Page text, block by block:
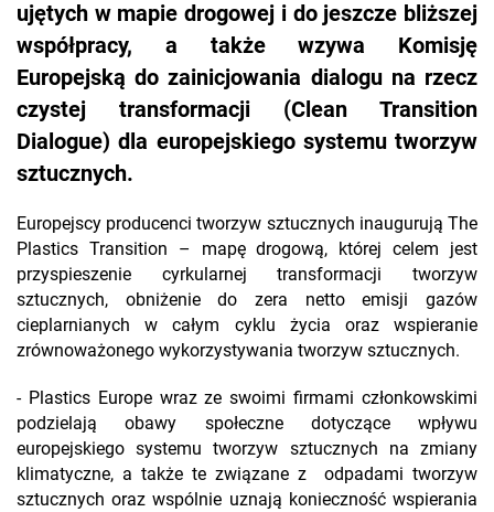
ujętych w mapie drogowej i do jeszcze bliższej
współpracy, a także wzywa Komisję
Europejską do zainicjowania dialogu na rzecz
czystej transformacji (Clean Transition
Dialogue) dla europejskiego systemu tworzyw
sztucznych.
Europejscy producenci tworzyw sztucznych inaugurują The
Plastics Transition – mapę drogową, której celem jest
przyspieszenie cyrkularnej transformacji tworzyw
sztucznych, obniżenie do zera netto emisji gazów
cieplarnianych w całym cyklu życia oraz wspieranie
zrównoważonego wykorzystywania tworzyw sztucznych.
- Plastics Europe wraz ze swoimi firmami członkowskimi
podzielają obawy społeczne dotyczące wpływu
europejskiego systemu tworzyw sztucznych na zmiany
klimatyczne, a także te związane z odpadami tworzyw
sztucznych oraz wspólnie uznają konieczność wspierania